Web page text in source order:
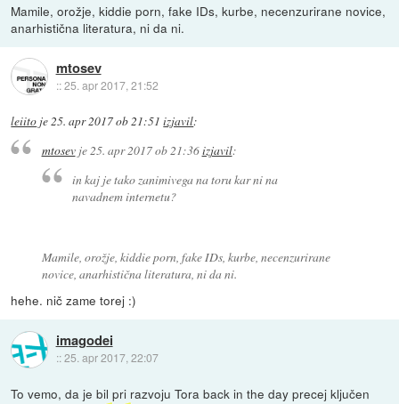
Mamile, orožje, kiddie porn, fake IDs, kurbe, necenzurirane novice,
anarhistična literatura, ni da ni.
mtosev
::25. apr 2017, 21:52
leiito je25. apr 2017 ob 21:51 izjavil:
mtosevje25. apr 2017 ob 21:36izjavil:
in kaj je tako zanimivega na toru kar ni na
navadnem internetu?
Mamile, orožje, kiddie porn, fake IDs, kurbe, necenzurirane
novice, anarhistična literatura, ni da ni.
hehe. nič zame torej :)
imagodei
::25. apr 2017, 22:07
To vemo, da je bil pri razvoju Tora back in the day precej ključen